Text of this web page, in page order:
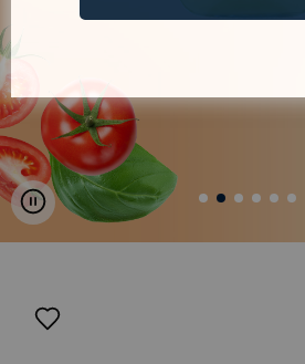
Pause
Aggiungi